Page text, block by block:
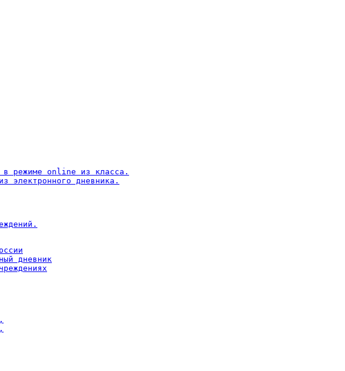
в режиме online из класса.
электронного дневника.
дневник